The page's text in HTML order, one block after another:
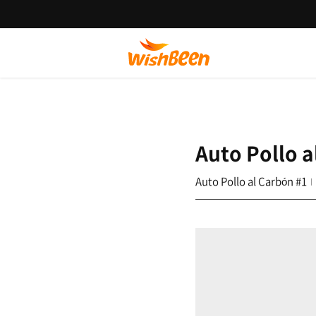
Auto Pollo
Auto Pollo al Carbón #1